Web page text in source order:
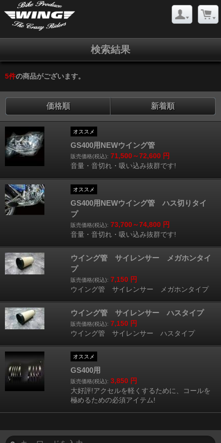
検索結果
5件の商品がございます。
価格順 新着順
オススメ
GS400用NEWウイング管
販売価格(税込): 71,500～72,600 円
音量・音切れ・吸い込み抜群です!
オススメ
GS400用NEWウイング管 ハス切りタイ
プ
販売価格(税込): 73,700～74,800 円
音量・音切れ・吸い込み抜群です!
ウイング管 サイレンサー メガホンタイ
プ
販売価格(税込): 7,150 円
ウイング管 サイレンサー メガホンタイプ
ウイング管 サイレンサー ハスタイプ
販売価格(税込): 7,150 円
ウイング管 サイレンサー ハスタイプ
オススメ
GS400用
販売価格(税込): 3,850 円
大好評!アクセルを軽くするために、コールを
極めるための必須アイテム!